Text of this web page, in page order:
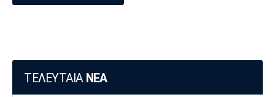
ΤΕΛΕΥΤΑΙΑ ΝΕΑ